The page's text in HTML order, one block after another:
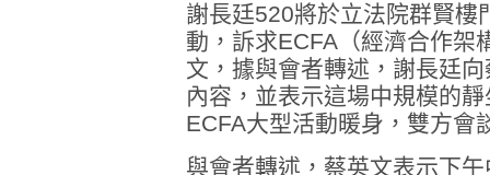
謝長廷520將於立法院群賢樓
動，訴求ECFA（經濟合作架
文，據與會者轉述，謝長廷
內容，並表示這場中規模的
ECFA大型活動暖身，雙方會
與會者轉述，蔡英文表示下